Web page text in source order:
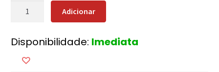
Quantidade
em
Chamas
Adicionar
Disponibilidade: Imediata